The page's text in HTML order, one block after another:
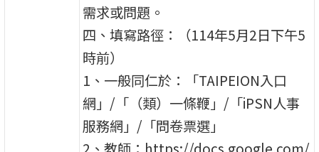
需求或問題。
四、填寫路徑：（114年5月2日下午5
時前）
1、一般同仁於：「TAIPEION入口
網」/「（類）一條鞭」/「iPSN人事
服務網」/「問卷票選」